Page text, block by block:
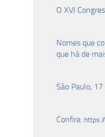
O XVI
Nomes que
que há de
São Paulo,
Confira: